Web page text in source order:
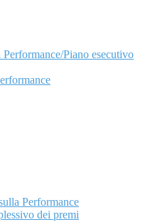
Performance/Piano esecutivo
Performance
dei premi